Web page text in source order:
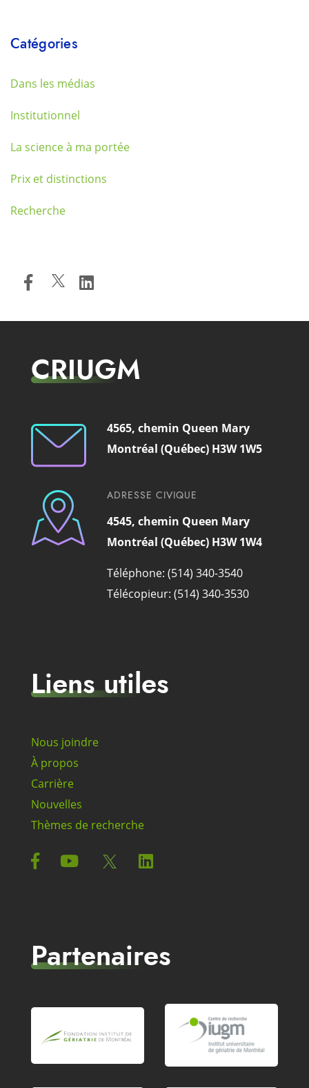
Catégories
Dans les médias
Institutionnel
La science à ma portée
Prix et distinctions
Recherche
CRIUGM
4565, chemin Queen Mary
Montréal (Québec) H3W 1W5
ADRESSE CIVIQUE
4545, chemin Queen Mary
Montréal (Québec) H3W 1W4
Téléphone: (514) 340-3540
Télécopieur: (514) 340-3530
Liens utiles
Nous joindre
À propos
Carrière
Nouvelles
Thèmes de recherche
Partenaires